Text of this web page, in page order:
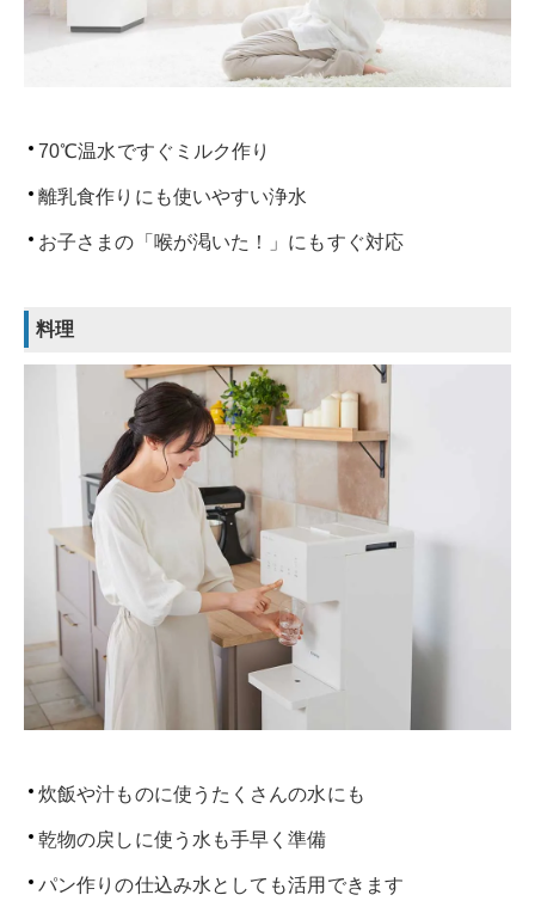
70℃温水ですぐミルク作り
離乳食作りにも使いやすい浄水
お子さまの「喉が渇いた！」にもすぐ対応
料理
炊飯や汁ものに使うたくさんの水にも
乾物の戻しに使う水も手早く準備
パン作りの仕込み水としても活用できます